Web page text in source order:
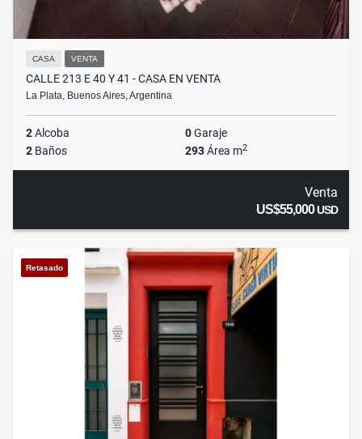
CASA VENTA
CALLE 213 E 40 Y 41 - CASA EN VENTA
La Plata, Buenos Aires, Argentina
2Alcoba 0Garaje
2 Baños 293Área m2
Venta
US$55,000USD
Retasado